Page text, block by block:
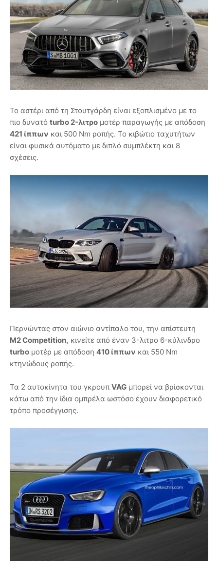
Το αστέρι από τη Στουτγάρδη είναι εξοπλισμένο με το
πιο δυνατό turbo 2-λιτρο μοτέρ παραγωγής με απόδοση
421 ίππων και 500 Nm ροπής. Το κιβώτιο ταχυτήτων
είναι φυσικά αυτόματο με διπλό συμπλέκτη και 8
σχέσεις.
Περνώντας στον αιώνιο αντίπαλο του, την απίστευτη
Μ2 Competition, κινείτε από έναν 3-λιτρο 6-κύλινδρο
turbo μοτέρ με απόδοση 410 ίππων και 550 Nm
κτηνώδους ροπής.
Τα 2 αυτοκίνητα του γκρουπ VAG μπορεί να βρίσκονται
κάτω από την ίδια ομπρέλα ωστόσο έχουν διαφορετικό
τρόπο προσέγγισης.